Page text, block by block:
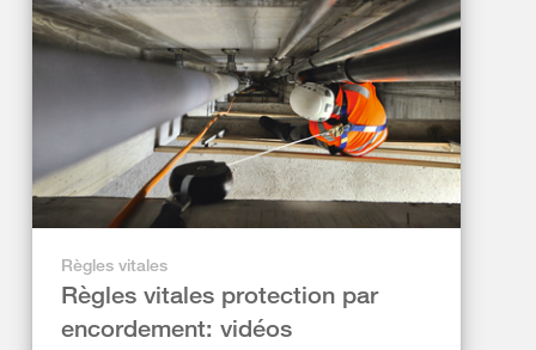
Règles vitales
Règles vitales protection par
encordement: vidéos